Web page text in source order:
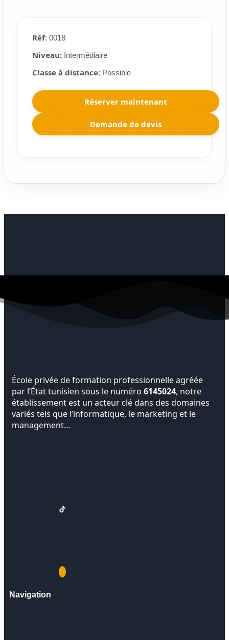
Réf:0018
Niveau:Intermédiaire
Classe à distance:Possible
Réserver maintenant
Demande de devis
École privée de formation professionnelle agréée
par l’État tunisien sous le numéro 6145024, notre
établissement est un acteur clé dans des domaines
variés tels que l’informatique, le marketing et le
management…
Navigation